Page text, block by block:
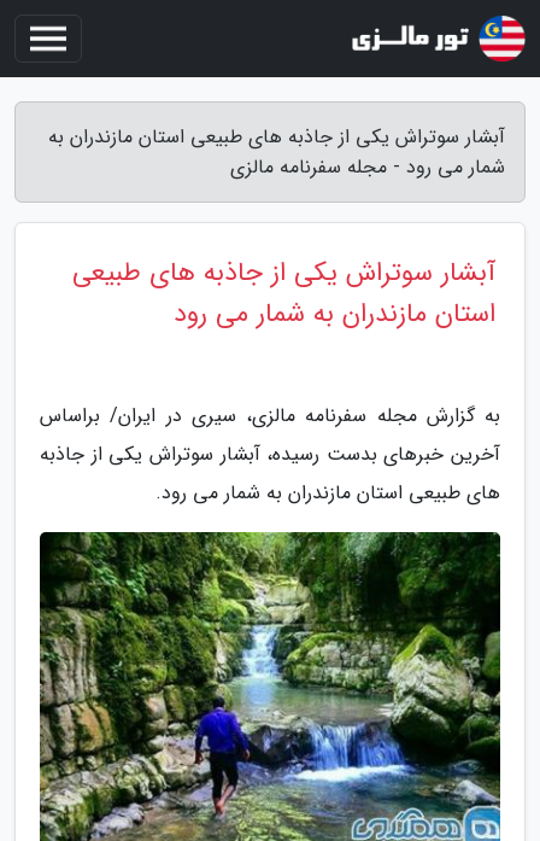
آبشار سوتراش یکی از جاذبه های طبیعی استان مازندران به
شمار می رود - مجله سفرنامه مالزی
آبشار سوتراش یکی از جاذبه های طبیعی
استان مازندران به شمار می رود
به گزارش مجله سفرنامه مالزی، سیری در ایران/ براساس
آخرین خبرهای بدست رسیده، آبشار سوتراش یکی از جاذبه
های طبیعی استان مازندران به شمار می رود.